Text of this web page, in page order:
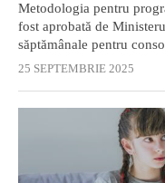
Metodologia pentru
fost aprobată de
săptămânale pentru
25 SEPTEMBRIE 2025